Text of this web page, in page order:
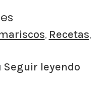
, Recetas,
Seguir leyendo